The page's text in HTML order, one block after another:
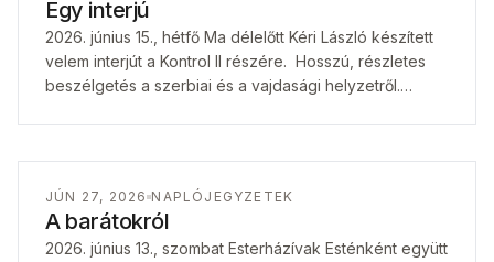
Egy interjú
2026. június 15., hétfő Ma délelőtt Kéri László készített
velem interjút a Kontrol II részére. Hosszú, részletes
beszélgetés a szerbiai és a vajdasági helyzetről.
JÚN 27, 2026 NAPLÓJEGYZETEK
A barátokról
2026. június 13., szombat Esterházívak Esténként együtt